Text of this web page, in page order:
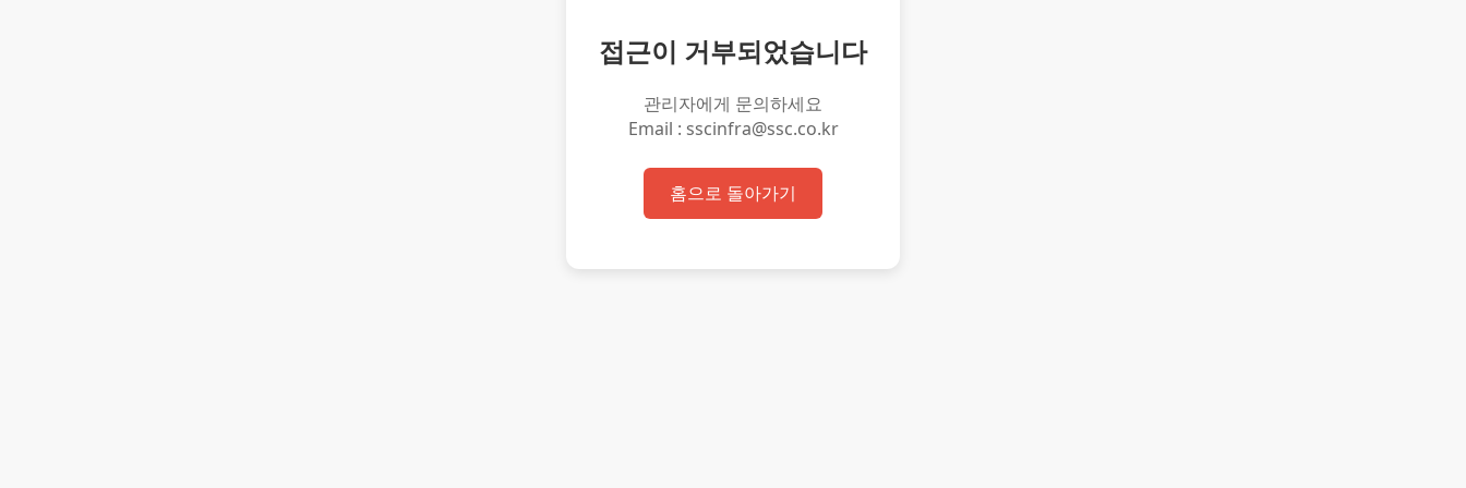
접근이 거부되었습니다
관리자에게 문의하세요
Email : sscinfra@ssc.co.kr
홈으로 돌아가기